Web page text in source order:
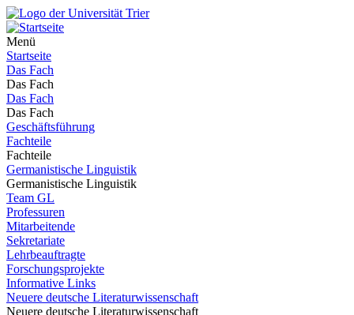
Menü
Startseite
Das Fach
Das Fach
Das Fach
Das Fach
Geschäftsführung
Fachteile
Fachteile
Germanistische Linguistik
Germanistische Linguistik
Team GL
Professuren
Mitarbeitende
Sekretariate
Lehrbeauftragte
Forschungsprojekte
Informative Links
Neuere deutsche Literaturwissenschaft
Neuere deutsche Literaturwissenschaft